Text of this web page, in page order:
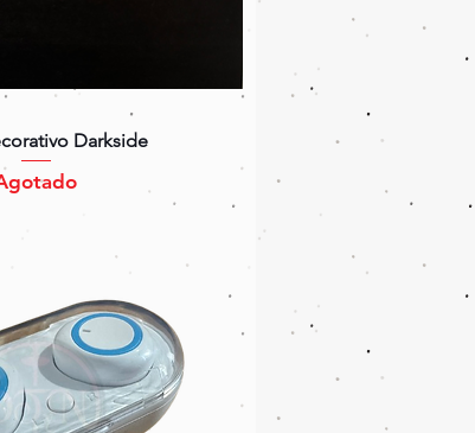
rápidaDarkside